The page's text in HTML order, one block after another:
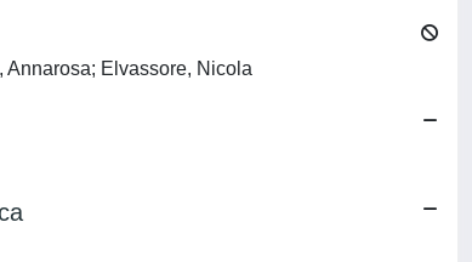
Elvassore, Nicola